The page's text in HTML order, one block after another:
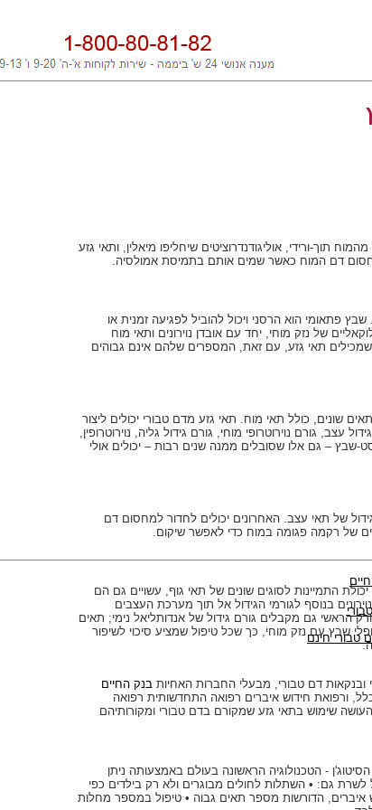
תוך-ורידי, אוליגודנדרוציטים שיחליפו מיאלין, ותאי גזע
דם המוח כאשר שמים אותם בתמיסת אמולסיה.
פתאומי הוא הרסני ויכול להוביל לפגיעה זמנית או
של נזק מוחי, יחד עם אובדן נוירונים ותאי מוח
תאי גזע, עם זאת, המספרים שלהם אינם גבוהים
שונים, כולל תאי מוח. תאי גזע מדם טבורי יכולים ליצור
גורם נוירוטרופי מוחי, גורם גידול גליה, נוירוטרופין,
שבץ – גם אלו שסובלים ממנה שנים רבות – יכולים אולי
גידול של תאי עצב. האחרונים יכולים לחדור למחסום דם
של רקמה פגומה במוח כדי לאפשר שיקום.
התמיינות לסוגים שונים של תאי גוף, עשויים גם הם
בנוסף לגורמי הגידול אל תוך מערכת העצבים
הראשי גם מקבלים גורם גידול של אנדותליאל נימי; תאים
שבץ עם נזק מוחי, כך שכל טיפול שמציע סיכוי לשיפור
דם טבורי, מבעלי החברות האחיות בנק החיים
ורפואת חידוש איברים רפואה התחדשותית רפואה
העושה שימוש בתאי גזע שמקורם בדם טבורי ומקורותיהם
- הטכנולוגיה הראשונה בעולם באמצעותה ניתן
(בכ- 80%) שיכול לשרת גם: • השתלות לחולים מבוגרים ולא רק בילדים כפי
הדורשות מספר תאים גבוה • טיפול במספר מחלות
טבורי חינם